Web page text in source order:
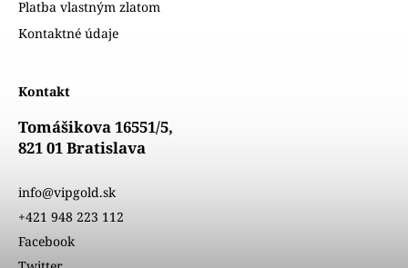
Platba vlastným zlatom
Kontaktné údaje
Kontakt
Tomášikova 16551/5,
821 01 Bratislava
info@vipgold.sk
+421 948 223 112
Facebook